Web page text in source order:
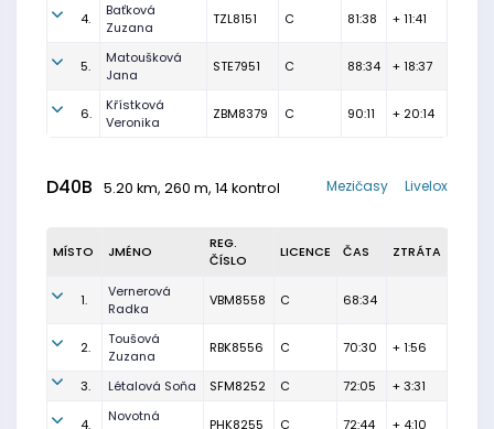
4.
Baťková
Zuzana
TZL8151 C 81:38 + 11:41
5.
Matoušková
Jana
STE7951 C 88:34 + 18:37
6.
Křístková
Veronika
ZBM8379 C 90:11 + 20:14
D40B 5.20 km, 260 m, 14 kontrol Livelox
Mezičasy
MÍSTO JMÉNO
REG.
ČÍSLO
LICENCE ČAS ZTRÁTA
1.
Vernerová
Radka
VBM8558 C 68:34
2.
Toušová
Zuzana
RBK8556 C 70:30 + 1:56
3. Létalová Soňa SFM8252 C 72:05 + 3:31
4.
Novotná
PHK8255 C 72:44 + 4:10